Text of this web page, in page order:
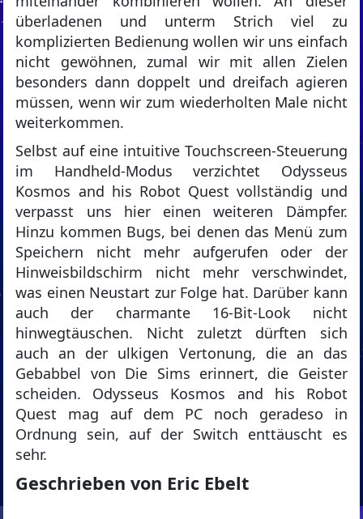
überladenen und unterm Strich viel zu
komplizierten Bedienung wollen wir uns einfach
nicht gewöhnen, zumal wir mit allen Zielen
besonders dann doppelt und dreifach agieren
müssen, wenn wir zum wiederholten Male nicht
weiterkommen.
Selbst auf eine intuitive Touchscreen-Steuerung
im Handheld-Modus verzichtet Odysseus
Kosmos and his Robot Quest vollständig und
verpasst uns hier einen weiteren Dämpfer.
Hinzu kommen Bugs, bei denen das Menü zum
Speichern nicht mehr aufgerufen oder der
Hinweisbildschirm nicht mehr verschwindet,
was einen Neustart zur Folge hat. Darüber kann
auch der charmante 16-Bit-Look nicht
hinwegtäuschen. Nicht zuletzt dürften sich
auch an der ulkigen Vertonung, die an das
Gebabbel von Die Sims erinnert, die Geister
scheiden. Odysseus Kosmos and his Robot
Quest mag auf dem PC noch geradeso in
Ordnung sein, auf der Switch enttäuscht es
sehr.
Geschrieben von Eric Ebelt